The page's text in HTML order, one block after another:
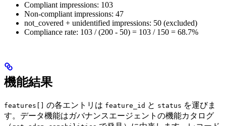
Compliant impressions: 103
Non-compliant impressions: 47
not_covered + unidentified impressions: 50 (excluded)
Compliance rate: 103 / (200 - 50) = 103 / 150 = 68.7%
機能結果
features[] の各エントリは feature_id と status を運びま
す。データ機能はガバナンスエージェントの機能カタログ